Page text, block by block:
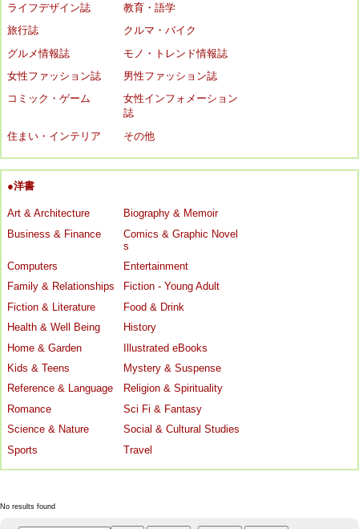
ライフデザイン誌
教育・語学
旅行誌
クルマ・バイク
グルメ情報誌
モノ・トレンド情報誌
女性ファッション誌
男性ファッション誌
コミック・ゲーム
女性インフォメーション
誌
住まい・インテリア
その他
●洋書
Art & Architecture
Biography & Memoir
Business & Finance
Comics & Graphic Novel
s
Computers
Entertainment
Family & Relationships
Fiction - Young Adult
Fiction & Literature
Food & Drink
Health & Well Being
History
Home & Garden
Illustrated eBooks
Kids & Teens
Mystery & Suspense
Reference & Language
Religion & Spirituality
Romance
Sci Fi & Fantasy
Science & Nature
Social & Cultural Studies
Sports
Travel
No results found